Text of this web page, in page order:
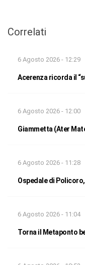
Correlati
6 Agosto 2026 - 12:29
Acerenza ricorda il
6 Agosto 2026 - 12:00
Giammetta (Ater
6 Agosto 2026 - 11:28
Ospedale di
6 Agosto 2026 - 11:04
Torna il Metaponto